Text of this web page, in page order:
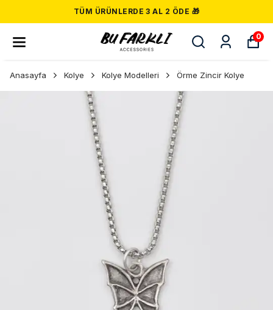
TÜM ÜRÜNLERDE 3 AL 2 ÖDE 🎁
0
Anasayfa Kolye Kolye Modelleri Örme Zincir Kolye